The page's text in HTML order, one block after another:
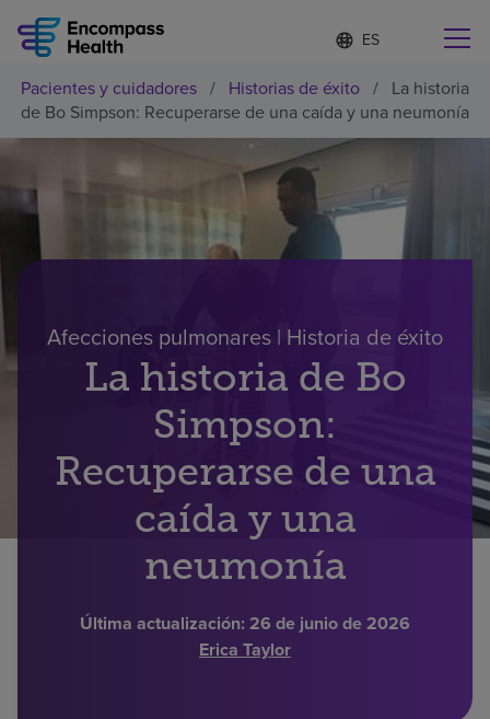
Lista
de
idiomas
contraída
d
o
m
a
e
c
c
a
o
Encuentre una localidad cerca de usted
Por qué debe elegirnos
Servicios de rehabilitación
Pacientes y cuidadores
Acerca de nosotros
Buscar un centro
Pacientes y cuidadores / Historias de éxito / La historia
de Bo Simpson: Recuperarse de una caída y una neumonía
Afecciones pulmonares | Historia de éxito
La historia de Bo
Simpson:
Recuperarse de una
caída y una
neumonía
Última actualización: 26 de junio de 2026
Erica Taylor